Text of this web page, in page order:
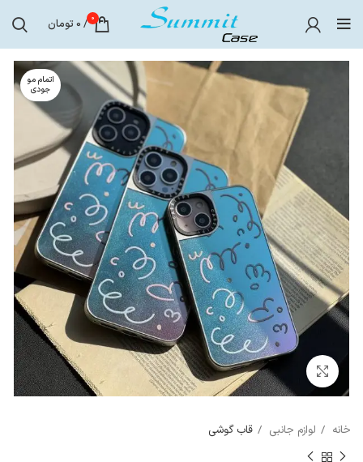
0
/
0 تومان
اتمام مو
جودی
برای بزرگنمایی کلیک کنید
خانه لوازم جانبی قاب گوشی